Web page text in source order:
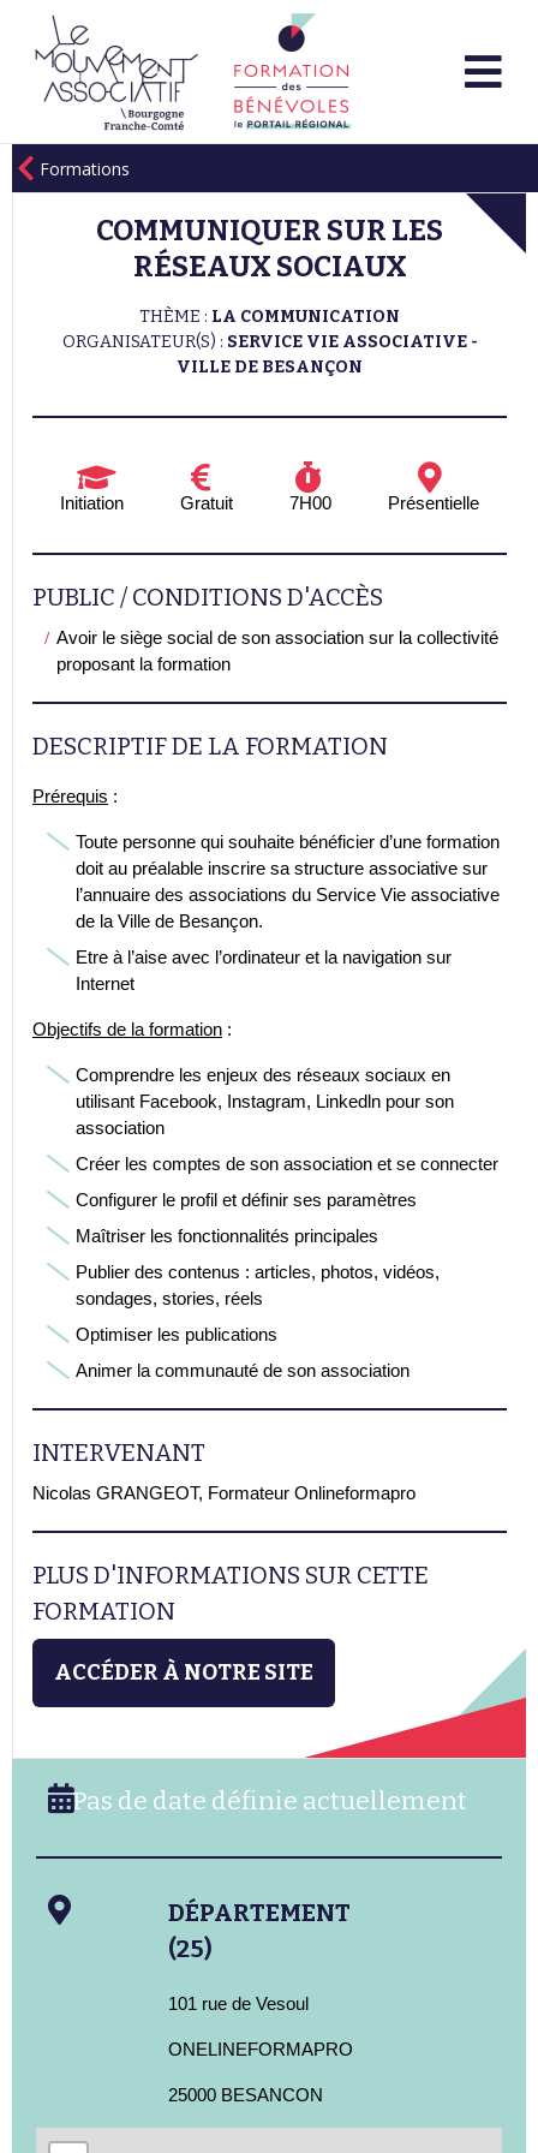
Formations
COMMUNIQUER SUR LES
RÉSEAUX SOCIAUX
THÈME : LA COMMUNICATION
ORGANISATEUR(S) : SERVICE VIE ASSOCIATIVE -
VILLE DE BESANÇON
Initiation Gratuit 7H00 Présentielle
PUBLIC / CONDITIONS D'ACCÈS
Avoir le siège social de son association sur la collectivité
proposant la formation
DESCRIPTIF DE LA FORMATION
Prérequis :
Toute personne qui souhaite bénéficier d’une formation
doit au préalable inscrire sa structure associative sur
l’annuaire des associations du Service Vie associative
de la Ville de Besançon.
Etre à l’aise avec l’ordinateur et la navigation sur
Internet
Objectifs de la formation :
Comprendre les enjeux des réseaux sociaux en
utilisant Facebook, Instagram, Linkedln pour son
association
Créer les comptes de son association et se connecter
Configurer le profil et définir ses paramètres
Maîtriser les fonctionnalités principales
Publier des contenus : articles, photos, vidéos,
sondages, stories, réels
Optimiser les publications
Animer la communauté de son association
INTERVENANT
Nicolas GRANGEOT, Formateur Onlineformapro
PLUS D'INFORMATIONS SUR CETTE
FORMATION
ACCÉDER À NOTRE SITE
Pas de date définie actuellement
DÉPARTEMENT
(25)
101 rue de Vesoul
ONELINEFORMAPRO
25000 BESANCON